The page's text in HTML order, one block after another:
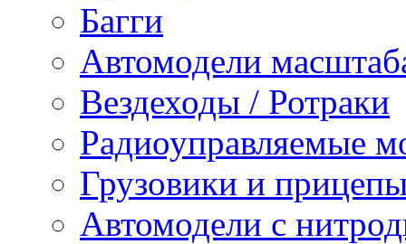
Багги
Автомодели
Вездеходы / Ротраки
Радиоуправляемые
Грузовики и
Автомодели с